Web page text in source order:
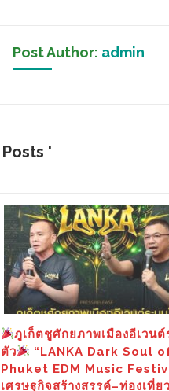
Post Author: admin
'
ภูเก็ตชูศักยภาพเมืองอีเวน
ตัว
“LANKA Dark Soul
Phuket EDM Music
เศรษฐกิจสร้างสรรค์–ท่องเที่